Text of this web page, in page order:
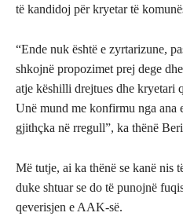
të kandidoj për kryetar të
“Ende nuk është e zyrtarizune,
shkojnë propozimet prej dege
atje këshilli drejtues dhe kryetari
Unë mund me konfirmu nga ana
gjithçka në rregull”, ka thënë
Më tutje, ai ka thënë se kanë nis
duke shtuar se do të punojnë
qeverisjen e AAK-së.